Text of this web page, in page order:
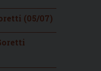
(05/07)